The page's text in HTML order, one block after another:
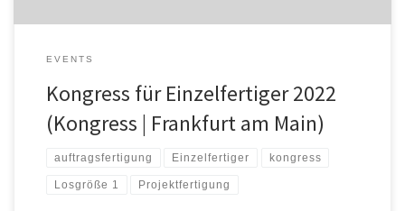
EVENTS
Kongress für Einzelfertiger 2022
(Kongress | Frankfurt am Main)
auftragsfertigung Einzelfertiger kongress
Losgröße 1 Projektfertigung